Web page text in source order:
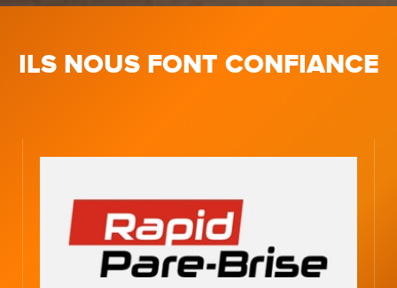
ILS NOUS FONT CONFIANCE